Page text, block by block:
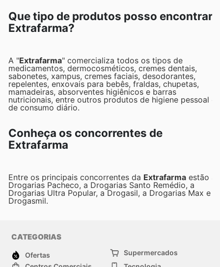
Que tipo de produtos posso encontrar
Extrafarma?
A "Extrafarma" comercializa todos os tipos de
medicamentos, dermocosméticos, cremes dentais,
sabonetes, xampus, cremes faciais, desodorantes,
repelentes, enxovais para bebês, fraldas, chupetas,
mamadeiras, absorventes higiênicos e barras
nutricionais, entre outros produtos de higiene pessoal e
de consumo diário.
Conheça os concorrentes de
Extrafarma
Entre os principais concorrentes da Extrafarma estão a
Drogarias Pacheco, a Drogarias Santo Remédio, a
Drogarias Ultra Popular, a Drogasil, a Drogarias Max e a
Drogasmil.
CATEGORIAS
Ofertas
Supermercados